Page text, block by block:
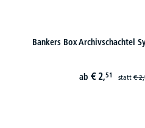
Bankers Box Archivschachtel
ab € 2,51 statt€ 2,